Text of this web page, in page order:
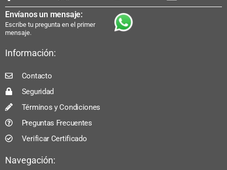
Envíanos un mensaje:
Escribe tu pregunta en el primer
mensaje.
Información:
Contacto
Seguridad
Términos y Condiciones
Preguntas Frecuentes
Verificar Certificado
Navegación: